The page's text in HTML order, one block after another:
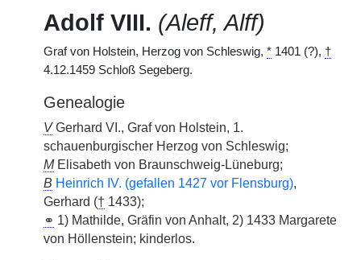
Adolf VIII. (Aleff, Alff)
Graf von Holstein, Herzog von Schleswig, * 1401 (?), †
4.12.1459 Schloß Segeberg.
Genealogie
VGerhard VI., Graf von Holstein, 1.
schauenburgischer Herzog von Schleswig;
MElisabeth von Braunschweig-Lüneburg;
B Heinrich IV. (gefallen 1427 vor Flensburg),
Gerhard († 1433);
⚭ 1) Mathilde, Gräfin von Anhalt, 2) 1433 Margarete
von Höllenstein; kinderlos.